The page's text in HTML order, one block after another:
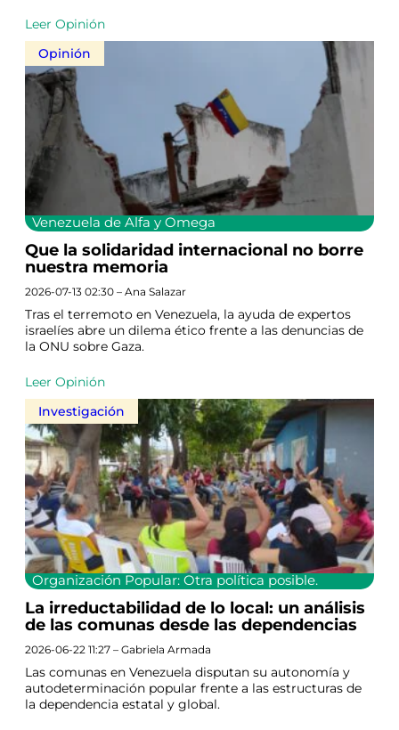
Leer Opinión
Opinión
Venezuela de Alfa y Omega
Que la solidaridad internacional no borre
nuestra memoria
2026-07-13 02:30 – Ana Salazar
Tras el terremoto en Venezuela, la ayuda de expertos
israelíes abre un dilema ético frente a las denuncias de
la ONU sobre Gaza.
Leer Opinión
Investigación
Organización Popular: Otra política posible.
La irreductabilidad de lo local: un análisis
de las comunas desde las dependencias
2026-06-22 11:27 – Gabriela Armada
Las comunas en Venezuela disputan su autonomía y
autodeterminación popular frente a las estructuras de
la dependencia estatal y global.